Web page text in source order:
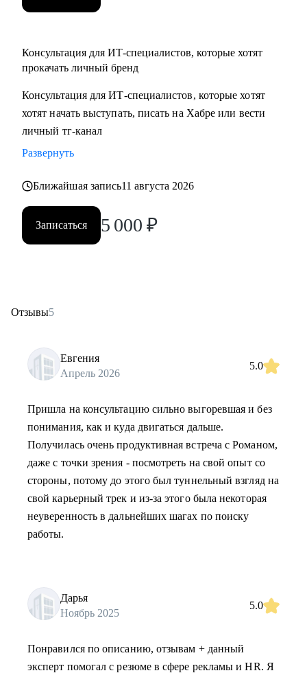
Консультация для ИТ-специалистов, которые хотят
прокачать личный бренд
Консультация для ИТ-специалистов, которые хотят
хотят начать выступать, писать на Хабре или вести
личный тг-канал
Развернуть
Ближайшая запись11 августа 2026
Записаться 5 000 ₽
Отзывы5
Евгения
Апрель 2026
5.0
Пришла на консультацию сильно выгоревшая и без
понимания, как и куда двигаться дальше.
Получилась очень продуктивная встреча с Романом,
даже с точки зрения - посмотреть на свой опыт со
стороны, потому до этого был туннельный взгляд на
свой карьерный трек и из-за этого была некоторая
неуверенность в дальнейших шагах по поиску
работы.
Дарья
Ноябрь 2025
5.0
Понравился по описанию, отзывам + данный
эксперт помогал с резюме в сфере рекламы и HR. Я